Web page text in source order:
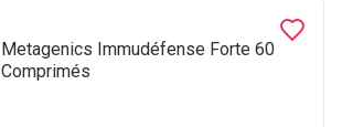
Metagenics Immudéfense Forte 60
Comprimés